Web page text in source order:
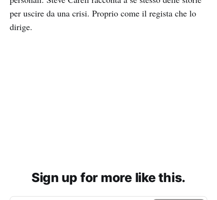
per uscire da una crisi. Proprio come il regista che lo
dirige.
Sign up for more like this.